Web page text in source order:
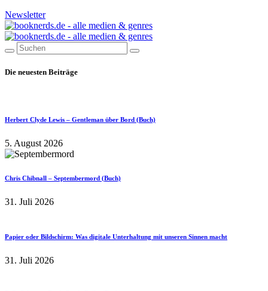
Newsletter
Die neuesten Beiträge
Herbert Clyde Lewis – Gentleman über Bord (Buch)
5. August 2026
Chris Chibnall – Septembermord (Buch)
31. Juli 2026
Papier oder Bildschirm: Was digitale Unterhaltung mit unseren Sinnen macht
31. Juli 2026